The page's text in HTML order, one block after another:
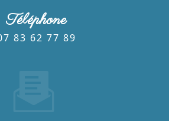
Téléphone
07 83 62 77 89